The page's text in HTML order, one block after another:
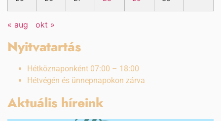
« aug okt »
Nyitvatartás
Hétköznaponként 07:00 – 18:00
Hétvégén és ünnepnapokon zárva
Aktuális híreink